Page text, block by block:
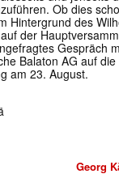
Ob dies
Hintergrund des
der
Gespräch
Balaton AG auf
am 23. August.
Georg